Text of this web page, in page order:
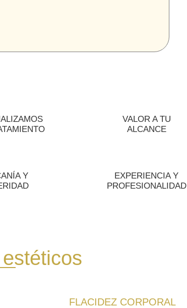
VALOR A TU
ALCANCE
Y
EXPERIENCIA Y
PROFESIONALIDAD
FLACIDEZ CORPORAL